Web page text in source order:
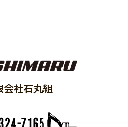
会社石丸組